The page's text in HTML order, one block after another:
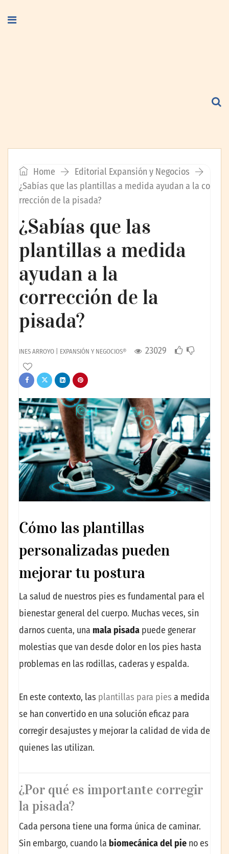
Home
Editorial Expansión y Negocios
¿Sabías que las plantillas a medida ayudan a la co
rrección de la pisada?
¿Sabías que las
plantillas a medida
ayudan a la
corrección de la
pisada?
INES ARROYO | EXPANSIÓN Y NEGOCIOS® 23029
Cómo las plantillas
personalizadas pueden
mejorar tu postura
La salud de nuestros pies es fundamental para el
bienestar general del cuerpo. Muchas veces, sin
darnos cuenta, una mala pisada puede generar
molestias que van desde dolor en los pies hasta
problemas en las rodillas, caderas y espalda.
En este contexto, las plantillas para pies a medida
se han convertido en una solución eficaz para
corregir desajustes y mejorar la calidad de vida de
quienes las utilizan.
¿Por qué es importante corregir
la pisada?
Cada persona tiene una forma única de caminar.
Sin embargo, cuando la biomecánica del pie no es